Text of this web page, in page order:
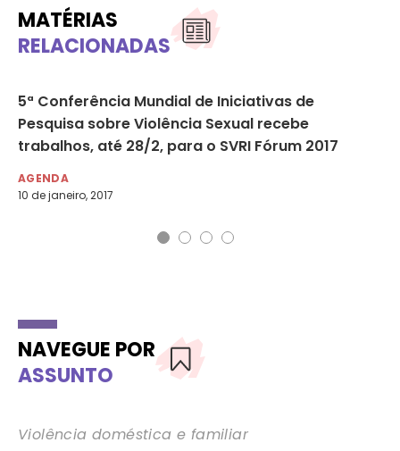
MATÉRIAS
RELACIONADAS
5ª Conferência Mundial de Iniciativas de
Pesquisa sobre Violência Sexual recebe
trabalhos, até 28/2, para o SVRI Fórum 2017
AGENDA
10 de janeiro, 2017
NAVEGUE POR
ASSUNTO
Violência doméstica e familiar